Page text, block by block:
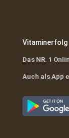
Vitaminerfolg
Das NR. 1
Auch als App